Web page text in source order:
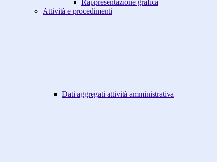
Rappresentazione grafica
Attività e procedimenti
Dati aggregati attività amministrativa